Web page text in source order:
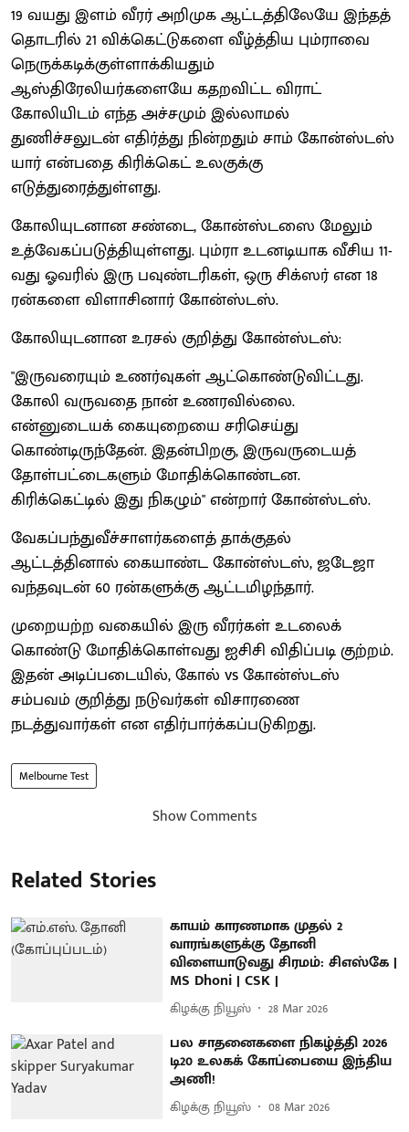
19 வயது இளம் வீரர் அறிமுக ஆட்டத்திலேயே இந்தத்
தொடரில் 21 விக்கெட்டுகளை வீழ்த்திய பும்ராவை
நெருக்கடிக்குள்ளாக்கியதும்
ஆஸ்திரேலியர்களையே கதறவிட்ட விராட்
கோலியிடம் எந்த அச்சமும் இல்லாமல்
துணிச்சலுடன் எதிர்த்து நின்றதும் சாம் கோன்ஸ்டஸ்
யார் என்பதை கிரிக்கெட் உலகுக்கு
எடுத்துரைத்துள்ளது.
கோலியுடனான சண்டை, கோன்ஸ்டஸை மேலும்
உத்வேகப்படுத்தியுள்ளது. பும்ரா உடனடியாக வீசிய 11-
வது ஓவரில் இரு பவுண்டரிகள், ஒரு சிக்ஸர் என 18
ரன்களை விளாசினார் கோன்ஸ்டஸ்.
கோலியுடனான உரசல் குறித்து கோன்ஸ்டஸ்:
"இருவரையும் உணர்வுகள் ஆட்கொண்டுவிட்டது.
கோலி வருவதை நான் உணரவில்லை.
என்னுடையக் கையுறையை சரிசெய்து
கொண்டிருந்தேன். இதன்பிறகு, இருவருடையத்
தோள்பட்டைகளும் மோதிக்கொண்டன.
கிரிக்கெட்டில் இது நிகழும்" என்றார் கோன்ஸ்டஸ்.
வேகப்பந்துவீச்சாளர்களைத் தாக்குதல்
ஆட்டத்தினால் கையாண்ட கோன்ஸ்டஸ், ஜடேஜா
வந்தவுடன் 60 ரன்களுக்கு ஆட்டமிழந்தார்.
முறையற்ற வகையில் இரு வீரர்கள் உடலைக்
கொண்டு மோதிக்கொள்வது ஐசிசி விதிப்படி குற்றம்.
இதன் அடிப்படையில், கோல் vs கோன்ஸ்டஸ்
சம்பவம் குறித்து நடுவர்கள் விசாரணை
நடத்துவார்கள் என எதிர்பார்க்கப்படுகிறது.
Melbourne Test
Show Comments
Related Stories
காயம் காரணமாக முதல் 2
வாரங்களுக்கு தோனி
விளையாடுவது சிரமம்: சிஎஸ்கே |
MS Dhoni | CSK |
கிழக்கு நியூஸ் 28 Mar 2026
பல சாதனைகளை நிகழ்த்தி 2026
டி20 உலகக் கோப்பையை இந்திய
அணி!
கிழக்கு நியூஸ் 08 Mar 2026